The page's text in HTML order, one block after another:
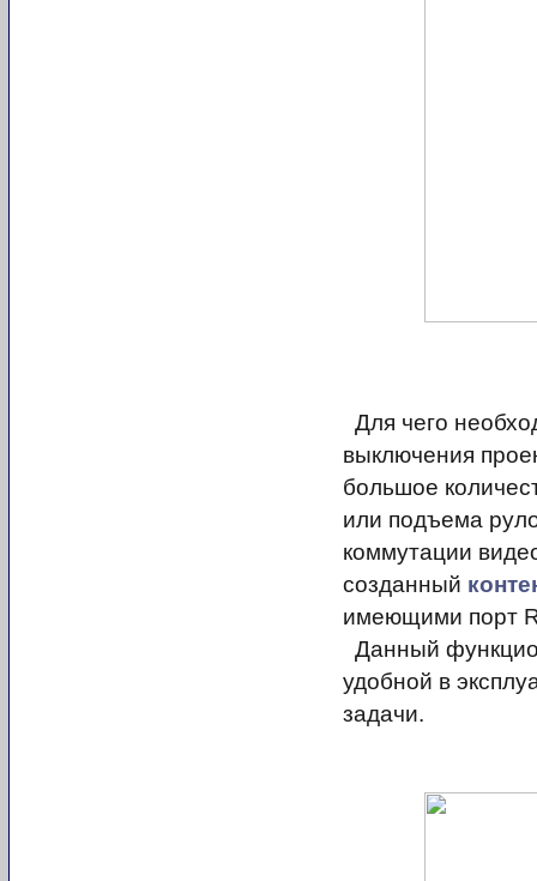
Для чего
выключения
большое
или подъема
коммутации
созданный
имеющими порт
Данный
удобной в
задачи.